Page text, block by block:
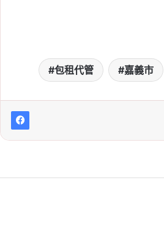
包租代管 嘉義市